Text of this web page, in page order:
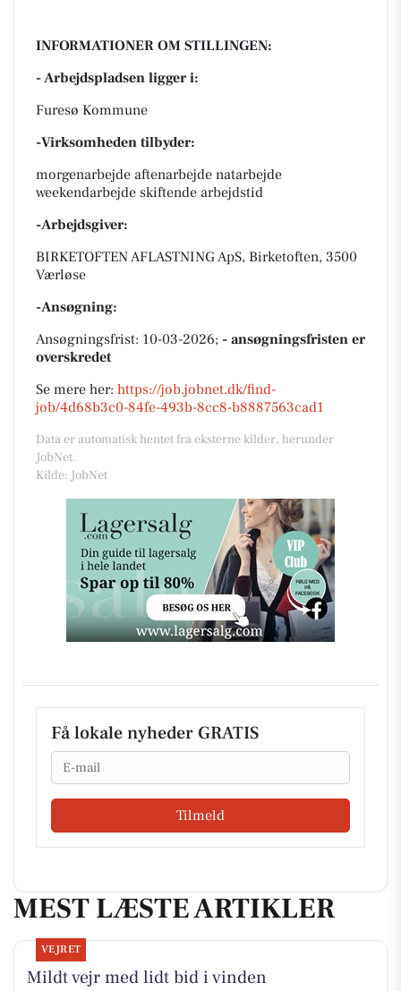
INFORMATIONER OM STILLINGEN:
- Arbejdspladsen ligger i:
Furesø Kommune
-Virksomheden tilbyder:
morgenarbejde aftenarbejde natarbejde
weekendarbejde skiftende arbejdstid
-Arbejdsgiver:
BIRKETOFTEN AFLASTNING ApS, Birketoften, 3500
Værløse
-Ansøgning:
Ansøgningsfrist: 10-03-2026; - ansøgningsfristen er
overskredet
Se mere her: https://job.jobnet.dk/find-
job/4d68b3c0-84fe-493b-8cc8-b8887563cad1
Data er automatisk hentet fra eksterne kilder, herunder
JobNet.
Kilde: JobNet
Få lokale nyheder GRATIS
Email
Tilmeld
MEST LÆSTE ARTIKLER
VEJRET
Mildt vejr med lidt bid i vinden